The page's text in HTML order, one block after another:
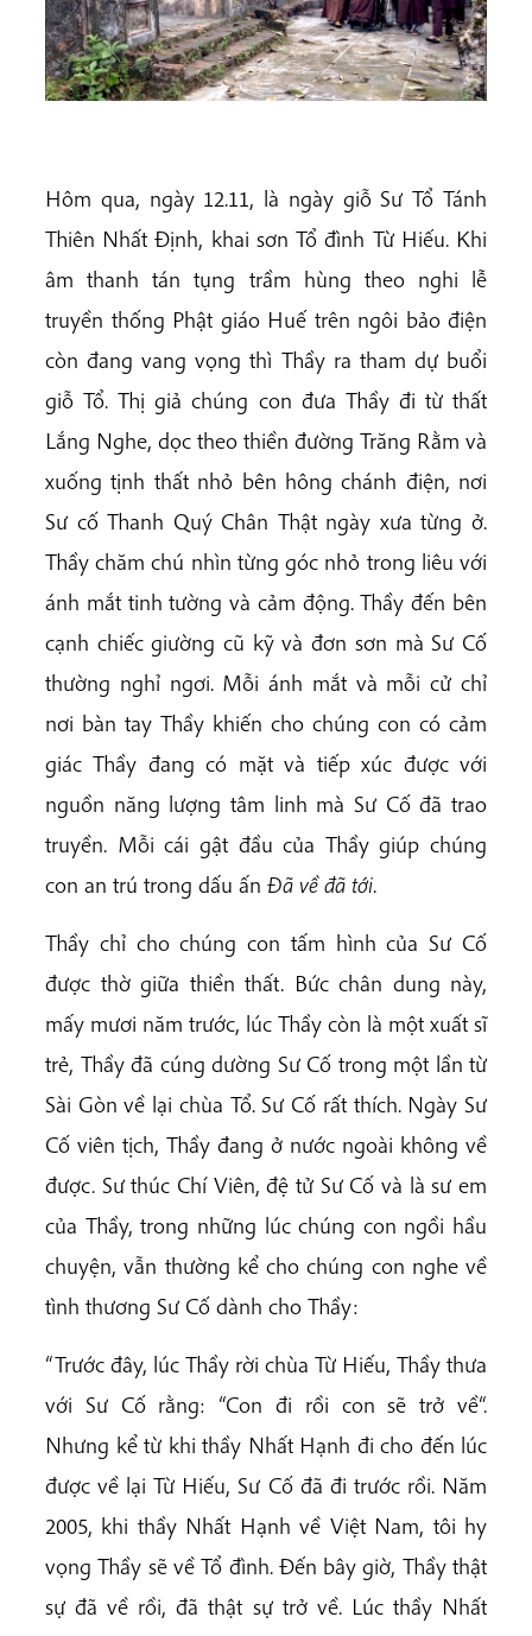
Hôm qua, ngày 12.11, là ngày giỗ Sư Tổ Tánh
Thiên Nhất Định, khai sơn Tổ đình Từ Hiếu. Khi
âm thanh tán tụng trầm hùng theo nghi lễ
truyền thống Phật giáo Huế trên ngôi bảo điện
còn đang vang vọng thì Thầy ra tham dự buổi
giỗ Tổ. Thị giả chúng con đưa Thầy đi từ thất
Lắng Nghe, dọc theo thiền đường Trăng Rằm và
xuống tịnh thất nhỏ bên hông chánh điện, nơi
Sư cố Thanh Quý Chân Thật ngày xưa từng ở.
Thầy chăm chú nhìn từng góc nhỏ trong liêu với
ánh mắt tinh tường và cảm động. Thầy đến bên
cạnh chiếc giường cũ kỹ và đơn sơn mà Sư Cố
thường nghỉ ngơi. Mỗi ánh mắt và mỗi cử chỉ
nơi bàn tay Thầy khiến cho chúng con có cảm
giác Thầy đang có mặt và tiếp xúc được với
nguồn năng lượng tâm linh mà Sư Cố đã trao
truyền. Mỗi cái gật đầu của Thầy giúp chúng
con an trú trong dấu ấn Đã về đã tới.
Thầy chỉ cho chúng con tấm hình của Sư Cố
được thờ giữa thiền thất. Bức chân dung này,
mấy mươi năm trước, lúc Thầy còn là một xuất sĩ
trẻ, Thầy đã cúng dường Sư Cố trong một lần từ
Sài Gòn về lại chùa Tổ. Sư Cố rất thích. Ngày Sư
Cố viên tịch, Thầy đang ở nước ngoài không về
được. Sư thúc Chí Viên, đệ tử Sư Cố và là sư em
của Thầy, trong những lúc chúng con ngồi hầu
chuyện, vẫn thường kể cho chúng con nghe về
tình thương Sư Cố dành cho Thầy:
“Trước đây, lúc Thầy rời chùa Từ Hiếu, Thầy thưa
với Sư Cố rằng: “Con đi rồi con sẽ trở về“.
Nhưng kể từ khi thầy Nhất Hạnh đi cho đến lúc
được về lại Từ Hiếu, Sư Cố đã đi trước rồi. Năm
2005, khi thầy Nhất Hạnh về Việt Nam, tôi hy
vọng Thầy sẽ về Tổ đình. Đến bây giờ, Thầy thật
sự đã về rồi, đã thật sự trở về. Lúc thầy Nhất